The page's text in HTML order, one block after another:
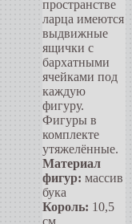
пространстве
ларца имеются
выдвижные
ящички с
бархатными
ячейками под
каждую
фигуру.
Фигуры в
комплекте
утяжелённые.
Материал
фигур: массив
бука
Король: 10,5